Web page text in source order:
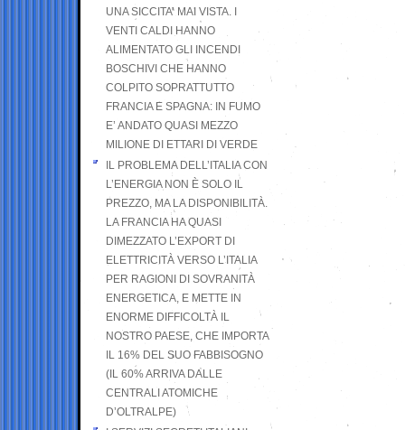
UNA SICCITA’ MAI VISTA. I
VENTI CALDI HANNO
ALIMENTATO GLI INCENDI
BOSCHIVI CHE HANNO
COLPITO SOPRATTUTTO
FRANCIA E SPAGNA: IN FUMO
E’ ANDATO QUASI MEZZO
MILIONE DI ETTARI DI VERDE
IL PROBLEMA DELL’ITALIA CON
L’ENERGIA NON È SOLO IL
PREZZO, MA LA DISPONIBILITÀ.
LA FRANCIA HA QUASI
DIMEZZATO L’EXPORT DI
ELETTRICITÀ VERSO L’ITALIA
PER RAGIONI DI SOVRANITÀ
ENERGETICA, E METTE IN
ENORME DIFFICOLTÀ IL
NOSTRO PAESE, CHE IMPORTA
IL 16% DEL SUO FABBISOGNO
(IL 60% ARRIVA DALLE
CENTRALI ATOMICHE
D’OLTRALPE)